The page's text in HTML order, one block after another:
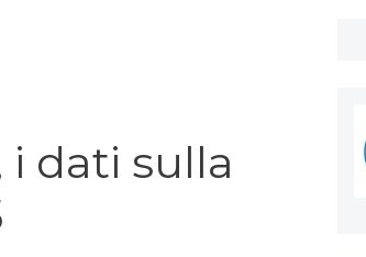
dati sulla